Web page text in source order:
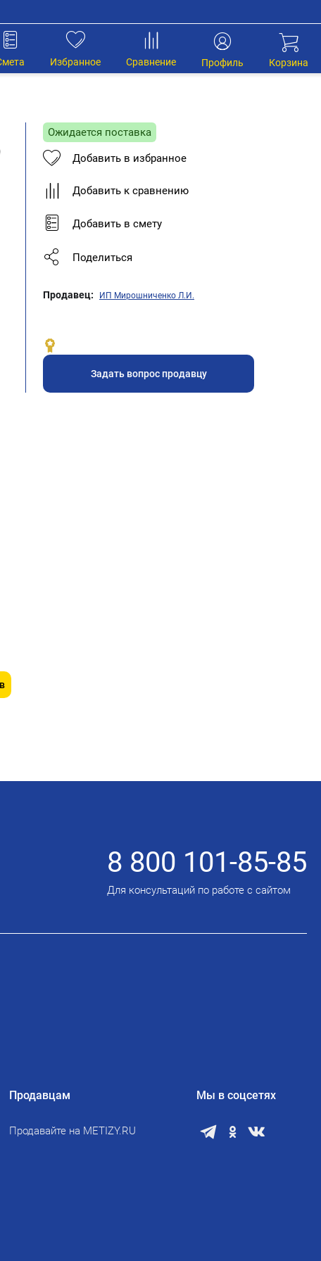
Корзина
Профиль
Сравнение
Избранное
Ожидается поставка
Добавить в избранное
Добавить к сравнению
Добавить в смету
Поделиться
Продавец: ИП Мирошниченко Л.И.
Задать вопрос продавцу
8 800 101-85-85
Для консультаций по работе с сайтом
Продавцам
Продавайте на METIZY.RU
Мы в соцсетях